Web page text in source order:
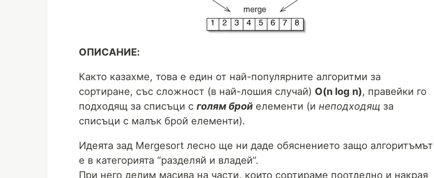
ОПИСАНИЕ:
Както казахме, това е един от най-популярните алгоритми за
сортиране, със сложност (в най-лошия случай) O(n log n), правейки го
подходящ за списъци с голям брой елементи (и неподходящ за
списъци с малък брой елементи).
Идеята зад Mergesort лесно ще ни даде обяснението защо алгоритъмът
е в категорията “разделяй и владей”.
При него делим масива на части, които сортираме поотделно и накрая